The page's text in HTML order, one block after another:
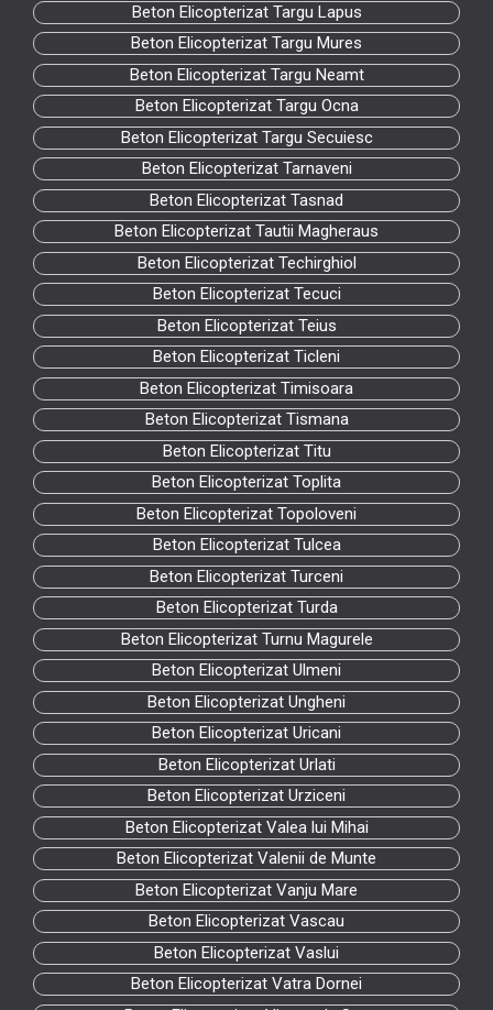
Beton Elicopterizat Targu Lapus
Beton Elicopterizat Targu Mures
Beton Elicopterizat Targu Neamt
Beton Elicopterizat Targu Ocna
Beton Elicopterizat Targu Secuiesc
Beton Elicopterizat Tarnaveni
Beton Elicopterizat Tasnad
Beton Elicopterizat Tautii Magheraus
Beton Elicopterizat Techirghiol
Beton Elicopterizat Tecuci
Beton Elicopterizat Teius
Beton Elicopterizat Ticleni
Beton Elicopterizat Timisoara
Beton Elicopterizat Tismana
Beton Elicopterizat Titu
Beton Elicopterizat Toplita
Beton Elicopterizat Topoloveni
Beton Elicopterizat Tulcea
Beton Elicopterizat Turceni
Beton Elicopterizat Turda
Beton Elicopterizat Turnu Magurele
Beton Elicopterizat Ulmeni
Beton Elicopterizat Ungheni
Beton Elicopterizat Uricani
Beton Elicopterizat Urlati
Beton Elicopterizat Urziceni
Beton Elicopterizat Valea lui Mihai
Beton Elicopterizat Valenii de Munte
Beton Elicopterizat Vanju Mare
Beton Elicopterizat Vascau
Beton Elicopterizat Vaslui
Beton Elicopterizat Vatra Dornei